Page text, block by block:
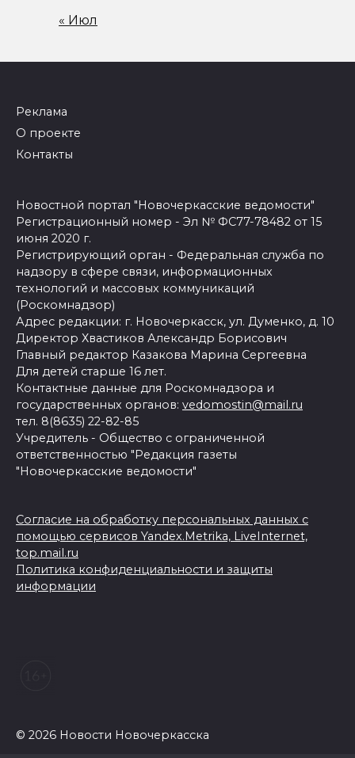
« Июл
Реклама
О проекте
Контакты
Новостной портал "Новочеркасские ведомости"
Регистрационный номер - Эл № ФС77-78482 от 15
июня 2020 г.
Регистрирующий орган - Федеральная служба по
надзору в сфере связи, информационных
технологий и массовых коммуникаций
(Роскомнадзор)
Адрес редакции: г. Новочеркасск, ул. Думенко, д. 10
Директор Хвастиков Александр Борисович
Главный редактор Казакова Марина Сергеевна
Для детей старше 16 лет.
Контактные данные для Роскомнадзора и
государственных органов: vedomostin@mail.ru
тел. 8(8635) 22-82-85
Учредитель - Общество с ограниченной
ответственностью "Редакция газеты
"Новочеркасские ведомости"
Согласие на обработку персональных данных с
помощью сервисов Yandex.Metrika, LiveInternet,
top.mail.ru
Политика конфиденциальности и защиты
информации
© 2026 Новости Новочеркасска